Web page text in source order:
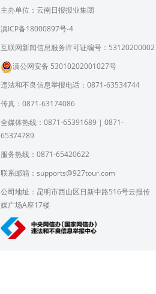
育厅
陕西省文化和旅游厅 甘肃省文化和旅游厅
青海省文化和旅游厅
宁夏回族自治区文化和旅
北京市文旅局
上海市文化和旅游局
员会
主办单位：云南日报报业集团
滇ICP备18000897号-4
互联网新闻信息服务许可证编号：53120200002
滇公网安备 53010202001027号
违法和不良信息举报电话：0871-63534744
传真：0871-63174086
全媒体热线：0871-65391689 | 0871-
65374789
服务热线：0871-65420622
联系邮箱： supports@927tour.com
公司地址：昆明市西山区日新中路516号云报传
媒广场A座17楼